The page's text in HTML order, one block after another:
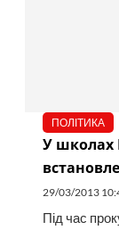
ПОЛІТИКА
У школах
29/03/2013
Під час